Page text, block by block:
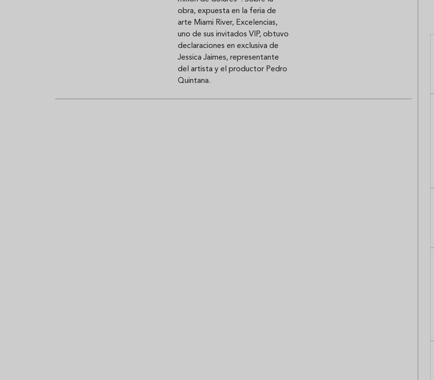
obra, expuesta en la feria de
arte Miami River, Excelencias,
uno de sus invitados VIP, obtuvo
declaraciones en exclusiva de
Jessica Jaimes, representante
del artista y el productor Pedro
Quintana.